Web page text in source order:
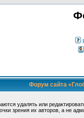
Форум сайта
удалять или
зрения их авторов, а не